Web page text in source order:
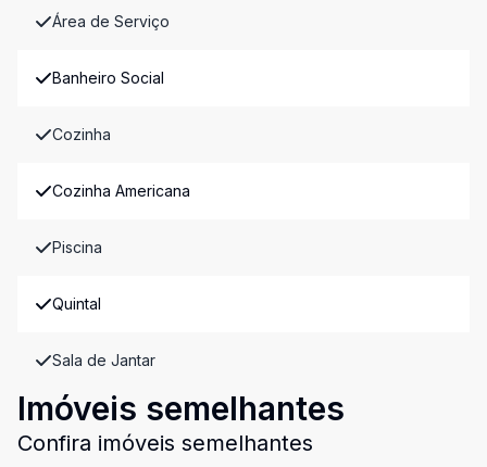
Área de Serviço
Banheiro Social
Cozinha
Cozinha Americana
Piscina
Quintal
Sala de Jantar
Imóveis semelhantes
Confira imóveis semelhantes